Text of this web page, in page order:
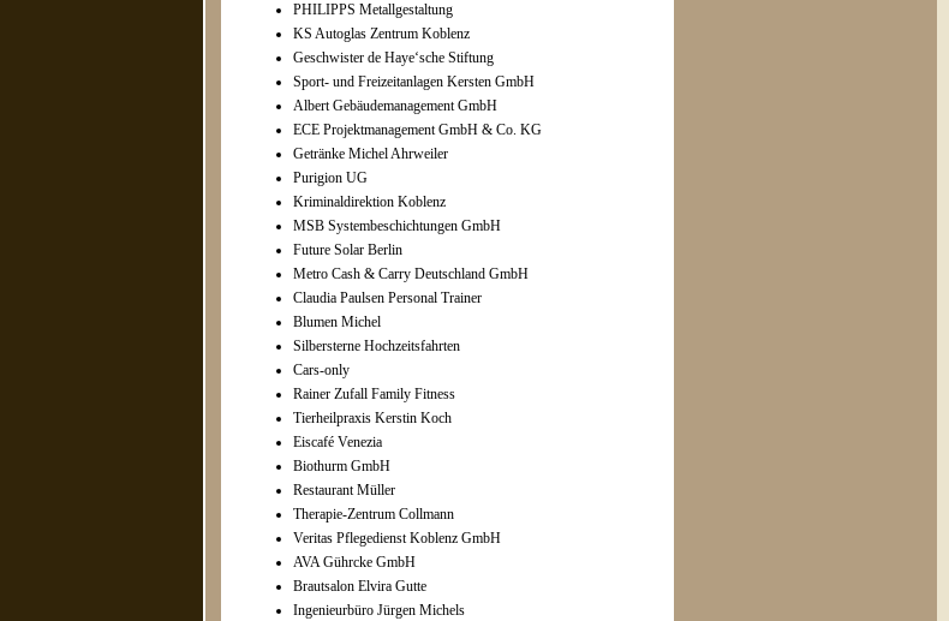
PHILIPPS Metallgestaltung
KS Autoglas Zentrum Koblenz
Geschwister de Haye‘sche Stiftung
Sport- und Freizeitanlagen Kersten GmbH
Albert Gebäudemanagement GmbH
ECE Projektmanagement GmbH & Co. KG
Getränke Michel Ahrweiler
Purigion UG
Kriminaldirektion Koblenz
MSB Systembeschichtungen GmbH
Future Solar Berlin
Metro Cash & Carry Deutschland GmbH
Claudia Paulsen Personal Trainer
Blumen Michel
Silbersterne Hochzeitsfahrten
Cars-only
Rainer Zufall Family Fitness
Tierheilpraxis Kerstin Koch
Eiscafé Venezia
Biothurm GmbH
Restaurant Müller
Therapie-Zentrum Collmann
Veritas Pflegedienst Koblenz GmbH
AVA Gührcke GmbH
Brautsalon Elvira Gutte
Ingenieurbüro Jürgen Michels